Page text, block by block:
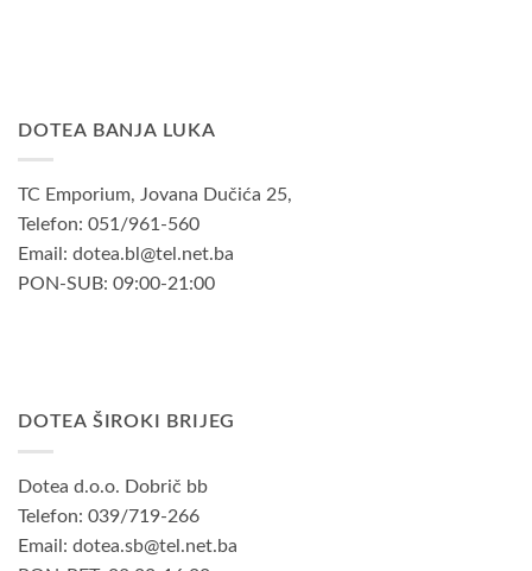
DOTEA BANJA LUKA
TC Emporium, Jovana Dučića 25,
Telefon: 051/961-560
Email: dotea.bl@tel.net.ba
PON-SUB: 09:00-21:00
DOTEA ŠIROKI BRIJEG
Dotea d.o.o. Dobrič bb
Telefon: 039/719-266
Email: dotea.sb@tel.net.ba